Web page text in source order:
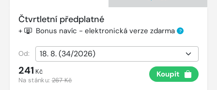
Čtvrtletní předplatné
+ Bonus navíc - elektronická verze zdarma ?
Od:
241 Kč
Na stánku:267 Kč
Koupit